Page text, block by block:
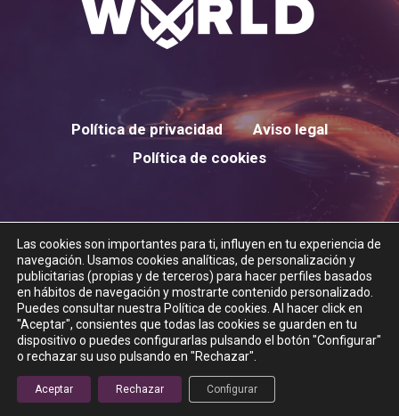
Política de privacidad
Aviso legal
Política de cookies
twitter instagram
© 2026 XTREME WORLD.
Las cookies son importantes para ti, influyen en tu experiencia de
navegación. Usamos cookies analíticas, de personalización y
publicitarias (propias y de terceros) para hacer perfiles basados
en hábitos de navegación y mostrarte contenido personalizado.
Puedes consultar nuestra Política de cookies. Al hacer click en
"Aceptar", consientes que todas las cookies se guarden en tu
dispositivo o puedes configurarlas pulsando el botón "Configurar"
o rechazar su uso pulsando en "Rechazar".
Aceptar Rechazar Configurar